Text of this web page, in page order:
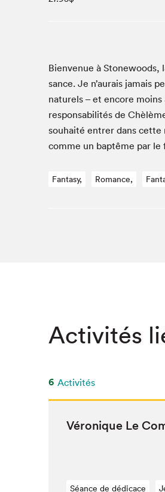
Espace Lis-moi MTL (12-18
Le grand jeu de lecture à
Espace Montréal-Nord
Tapis rouge des écrivain·e·s
Zone Manga
Espace jeunesse Desjardins
Bien­v­enue à
sance. Je n’aurais jamais
na­turels – et encore moins
respon­s­abil­ités de
souhaité entr­er dans cette
comme un bap­tême par le
Fantasy, Romance,
Activités
6 Activités
Véronique Le
Séance de dédicace